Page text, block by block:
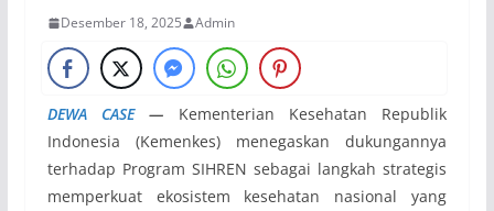
Desember 18, 2025 Admin
DEWA CASE— Kementerian Kesehatan Republik
Indonesia (Kemenkes) menegaskan dukungannya
terhadap Program SIHREN sebagai langkah strategis
memperkuat ekosistem kesehatan nasional yang